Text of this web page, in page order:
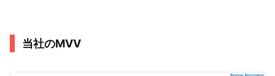
当社のMVV